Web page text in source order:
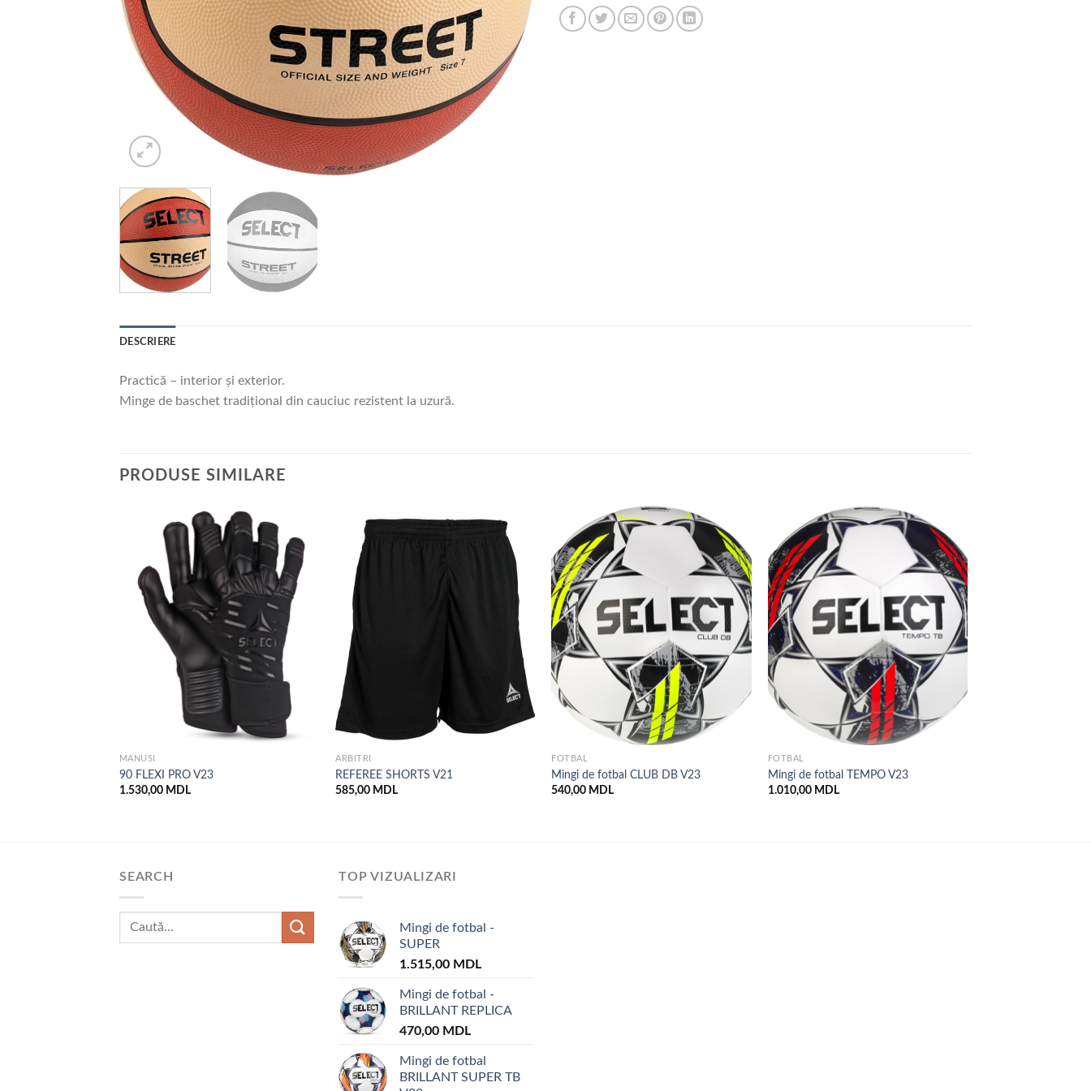
DESCRIERE
Practică – interior și exterior.
Minge de baschet tradițional din cauciuc rezistent la uzură.
PRODUSE SIMILARE
Add to
wishlist
MANUSI
90 FLEXI PRO V23
1.530,00 MDL
Add to
ARBITRI
REFEREE SHORTS V21
585,00 MDL
Add to
wishlist
FOTBAL
Mingi de fotbal CLUB DB V23
540,00 MDL
Add to
wishlist
FOTBAL
Mingi de fotbal TEMPO V23
1.010,00 MDL
SEARCH TOP VIZUALIZARI
Mingi de fotbal -
SUPER
1.515,00 MDL
Mingi de fotbal -
BRILLANT REPLICA
470,00 MDL
Mingi de fotbal
BRILLANT SUPER TB